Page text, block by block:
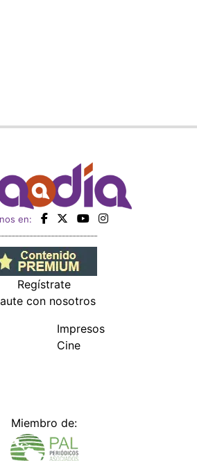
en:
Regístrate
con nosotros
Impresos
Cine
Miembro de: